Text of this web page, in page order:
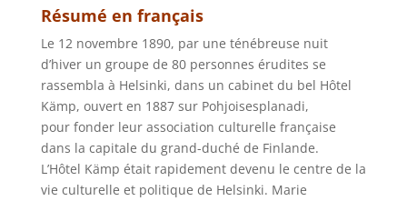
Résumé en français
Le 12 novembre 1890, par une ténébreuse nuit
d’hiver un groupe de 80 personnes érudites se
rassembla à Helsinki, dans un cabinet du bel Hôtel
Kämp, ouvert en 1887 sur Pohjoisesplanadi,
pour fonder leur association culturelle française
dans la capitale du grand-duché de Finlande.
L’Hôtel Kämp était rapidement devenu le centre de la
vie culturelle et politique de Helsinki. Marie